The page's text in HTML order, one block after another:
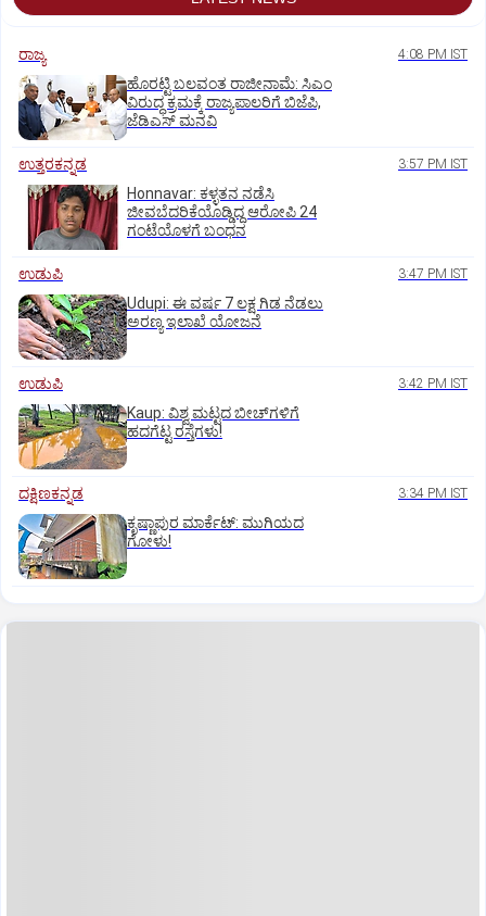
ರಾಜ್ಯ 4:08 PM IST
ಹೊರಟ್ಟಿ ಬಲವಂತ ರಾಜೀನಾಮೆ: ಸಿಎಂ
ವಿರುದ್ಧ ಕ್ರಮಕ್ಕೆ ರಾಜ್ಯಪಾಲರಿಗೆ ಬಿಜೆಪಿ,
ಜೆಡಿಎಸ್ ಮನವಿ
ಉತ್ತರಕನ್ನಡ 3:57 PM IST
Honnavar: ಕಳ್ಳತನ ನಡೆಸಿ
ಜೀವಬೆದರಿಕೆಯೊಡ್ಡಿದ್ದ ಆರೋಪಿ 24
ಗಂಟೆಯೊಳಗೆ ಬಂಧನ
ಉಡುಪಿ 3:47 PM IST
Udupi: ಈ ವರ್ಷ 7 ಲಕ್ಷ ಗಿಡ ನೆಡಲು
ಅರಣ್ಯ ಇಲಾಖೆ ಯೋಜನೆ
ಉಡುಪಿ 3:42 PM IST
Kaup: ವಿಶ್ವ ಮಟ್ಟದ ಬೀಚ್‌ಗಳಿಗೆ
ಹದಗೆಟ್ಟ ರಸ್ತೆಗಳು!
ದಕ್ಷಿಣಕನ್ನಡ 3:34 PM IST
ಕೃಷ್ಣಾಪುರ ಮಾರ್ಕೆಟ್‌: ಮುಗಿಯದ
ಗೋಳು!